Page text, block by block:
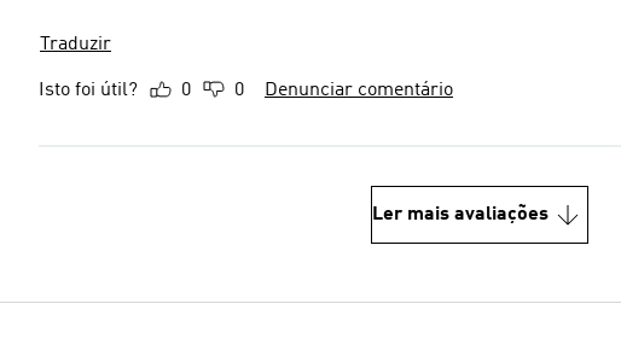
Traduzir
Isto foi útil? 0 0 Denunciar comentário
Ler mais avaliações